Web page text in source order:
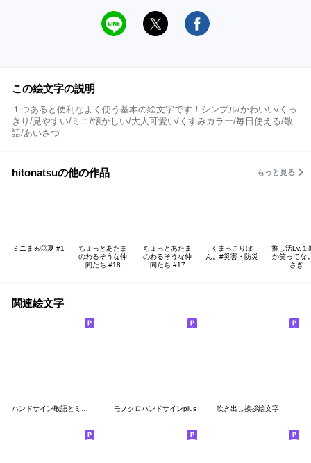
この絵文字の説明
１つあると便利なよく使う基本の絵文字です！シンプル/かわいい/くっ
きり/見やすい/ミニ/懐かしい/大人可愛い/くすみカラー/毎日使える/敬
語/あいさつ
hitonatsuの他の作品 もっと見る
ミニまる◎夏 #1
ちょっとあたま
のわるそうな仲
間たち #18
ちょっとあたま
のわるそうな仲
間たち #17
くまっこりぼ
ん。#災害・防災
推し活Lv.１
か笑ってな
さぎ
関連絵文字
モノクロハンドサインplus 吹き出し挨拶絵文字